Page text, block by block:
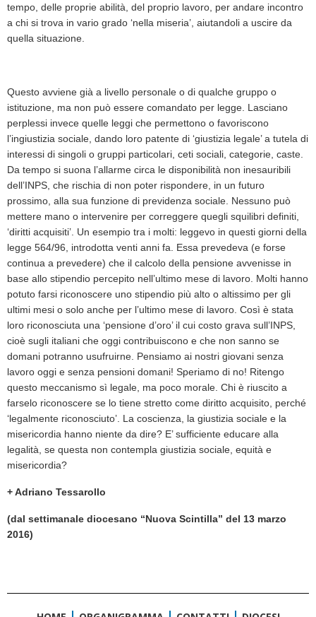
tempo, delle proprie abilità, del proprio lavoro, per andare incontro
a chi si trova in vario grado ‘nella miseria’, aiutandoli a uscire da
quella situazione.
Questo avviene già a livello personale o di qualche gruppo o
istituzione, ma non può essere comandato per legge. Lasciano
perplessi invece quelle leggi che permettono o favoriscono
l’ingiustizia sociale, dando loro patente di ‘giustizia legale’ a tutela di
interessi di singoli o gruppi particolari, ceti sociali, categorie, caste.
Da tempo si suona l’allarme circa le disponibilità non inesauribili
dell’INPS, che rischia di non poter rispondere, in un futuro
prossimo, alla sua funzione di previdenza sociale. Nessuno può
mettere mano o intervenire per correggere quegli squilibri definiti,
‘diritti acquisiti’. Un esempio tra i molti: leggevo in questi giorni della
legge 564/96, introdotta venti anni fa. Essa prevedeva (e forse
continua a prevedere) che il calcolo della pensione avvenisse in
base allo stipendio percepito nell’ultimo mese di lavoro. Molti hanno
potuto farsi riconoscere uno stipendio più alto o altissimo per gli
ultimi mesi o solo anche per l’ultimo mese di lavoro. Così è stata
loro riconosciuta una ‘pensione d’oro’ il cui costo grava sull’INPS,
cioè sugli italiani che oggi contribuiscono e che non sanno se
domani potranno usufruirne. Pensiamo ai nostri giovani senza
lavoro oggi e senza pensioni domani! Speriamo di no! Ritengo
questo meccanismo sì legale, ma poco morale. Chi è riuscito a
farselo riconoscere se lo tiene stretto come diritto acquisito, perché
‘legalmente riconosciuto’. La coscienza, la giustizia sociale e la
misericordia hanno niente da dire? E’ sufficiente educare alla
legalità, se questa non contempla giustizia sociale, equità e
misericordia?
+ Adriano Tessarollo
(dal settimanale diocesano “Nuova Scintilla” del 13 marzo
2016)